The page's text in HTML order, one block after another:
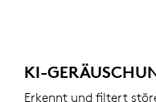
KI-
Erkennt und filtert